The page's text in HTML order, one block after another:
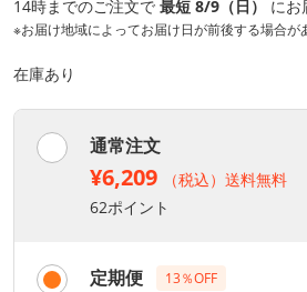
14時までのご注文で 最短 8/9（日） にお
※お届け地域によってお届け日が前後する場合が
在庫あり
通常注文
¥6,209
（税込）送料無料
62ポイント
定期便 13％OFF